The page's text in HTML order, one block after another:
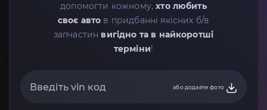
допомогти кожному,хто любить
своє авто в придбанні якісних б/в
запчастин вигідно та в найкоротші
терміни!
або додайте фото